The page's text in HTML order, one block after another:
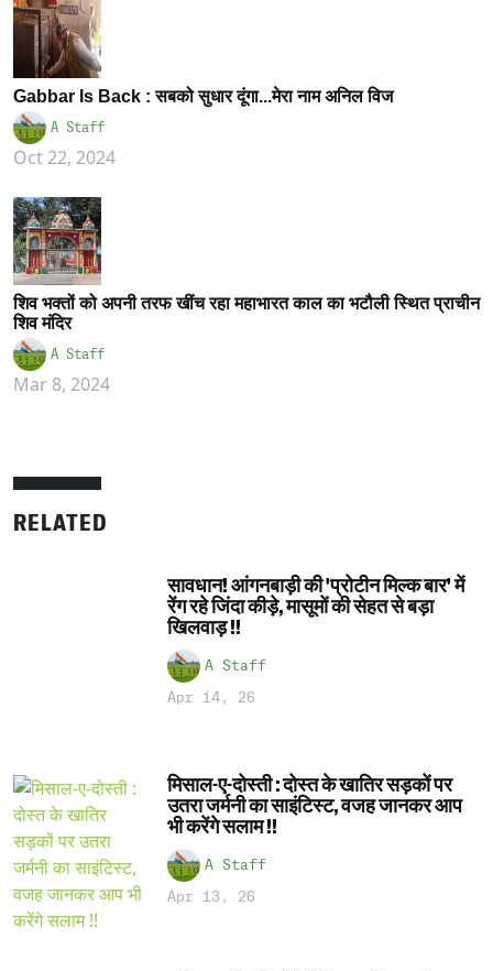
Gabbar Is Back : सबको सुधार दूंगा...मेरा नाम अनिल विज
A Staff
Oct 22, 2024
शिव भक्तों को अपनी तरफ खींच रहा महाभारत काल का भटौली स्थित प्राचीन
शिव मंदिर
A Staff
Mar 8, 2024
RELATED
सावधान! आंगनबाड़ी की 'प्रोटीन मिल्क बार' में
रेंग रहे जिंदा कीड़े, मासूमों की सेहत से बड़ा
खिलवाड़ !!
A Staff
Apr 14, 26
मिसाल-ए-दोस्ती : दोस्त के खातिर सड़कों पर
उतरा जर्मनी का साइंटिस्ट, वजह जानकर आप
भी करेंगे सलाम !!
A Staff
Apr 13, 26